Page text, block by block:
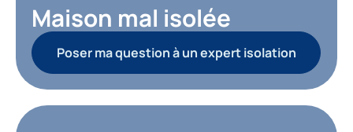
Maison mal isolée
Poser ma question à un expert isolation